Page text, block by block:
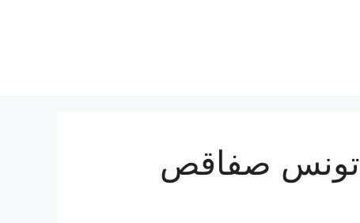
امساكية رمضان 2018 تونس صفاقص